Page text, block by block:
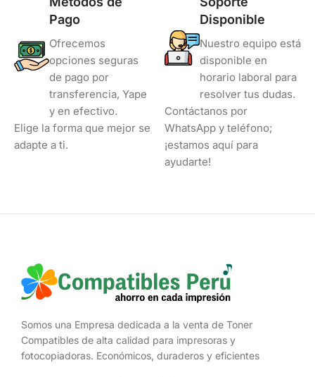
Pago
Ofrecemos
opciones seguras
de pago por
transferencia, Yape
y en efectivo.
Elige la forma que mejor se
adapte a ti.
Disponible
Nuestro equipo está
disponible en
horario laboral para
resolver tus dudas.
Contáctanos por
WhatsApp y teléfono;
¡estamos aquí para
ayudarte!
Somos una Empresa dedicada a la venta de Toner
Compatibles de alta calidad para impresoras y
fotocopiadoras. Económicos, duraderos y eficientes